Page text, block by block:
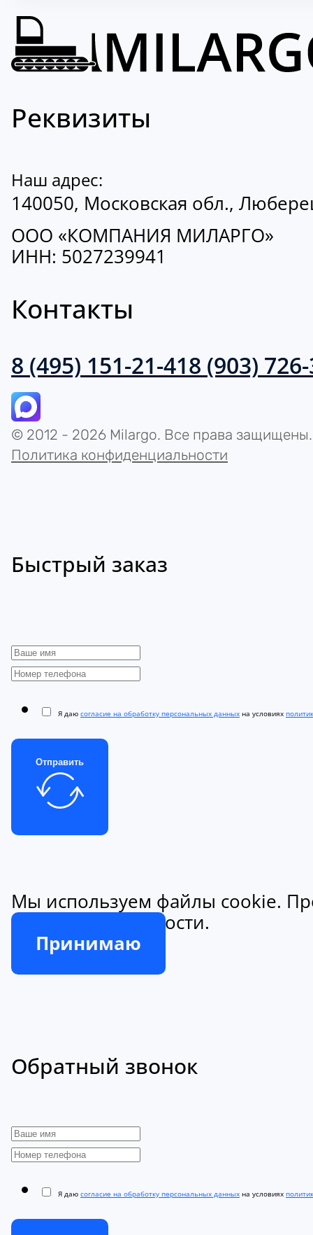
Реквизиты
Наш адрес:
140050, Московская обл.,
ООО «КОМПАНИЯ МИЛАРГО»
ИНН: 5027239941
Контакты
8 (495) 151-21-418 (903)
© 2012 - 2026 Milargo. Все права защищены.
Политика конфиденциальности
Быстрый заказ
Я даю согласие на обработку персональных данных на условиях
Отправить
Мы используем файлы cookie.
конфиденциальности.
Принимаю
Обратный звонок
Я даю согласие на обработку персональных данных на условиях